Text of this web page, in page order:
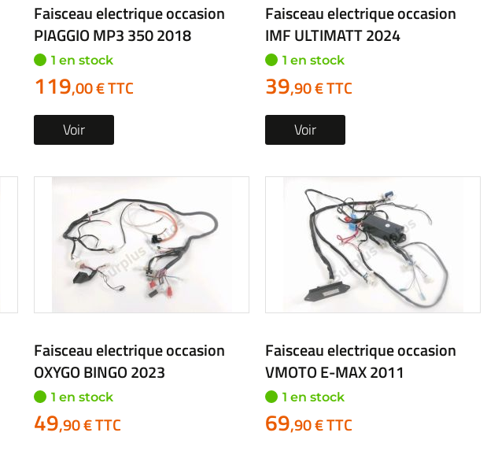
Faisceau electrique occasion
PIAGGIO MP3 350 2018
1 en stock
119,00 € TTC
Voir
Faisceau electrique occasion
IMF ULTIMATT 2024
1 en stock
39,90 € TTC
Voir
Faisceau electrique occasion
OXYGO BINGO 2023
1 en stock
49,90 € TTC
Faisceau electrique occasion
VMOTO E-MAX 2011
1 en stock
69,90 € TTC